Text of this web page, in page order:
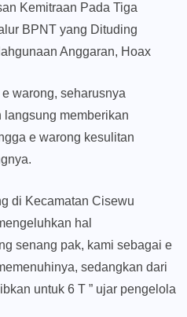
Kemitraan Pada Tiga
BPNT yang Dituding
Anggaran, Hoax
warong, seharusnya
langsung memberikan
e warong kesulitan
di Kecamatan Cisewu
hal
senang pak, kami sebagai e
sedangkan dari
untuk 6 T ” ujar pengelola